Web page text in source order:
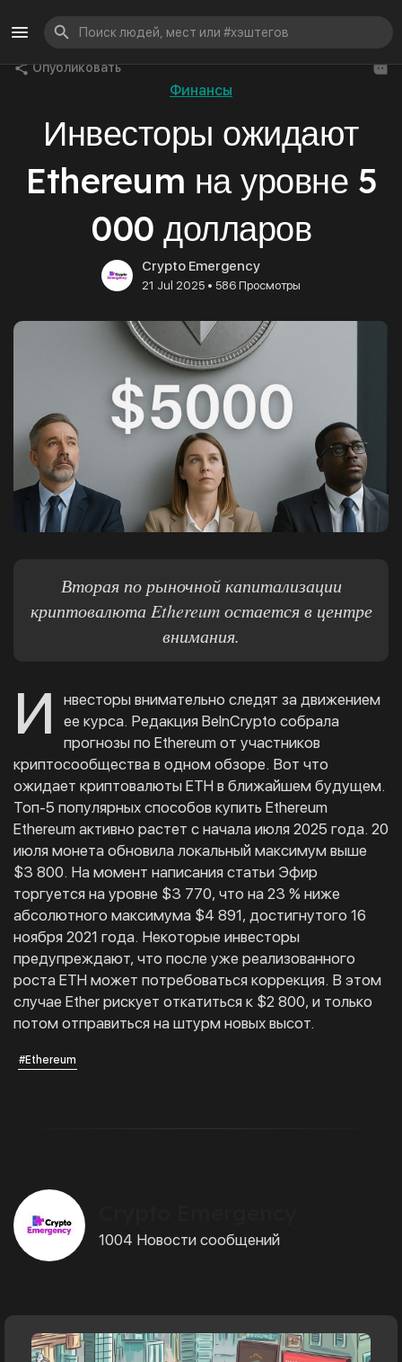
Опубликовать
Финансы
Инвесторы ожидают
Ethereum на уровне 5
000 долларов
Crypto Emergency
21 Jul 2025 • 586 Просмотры
Вторая по рыночной капитализации
криптовалюта Ethereum остается в центре
внимания.
И
нвесторы внимательно следят за движением
ее курса. Редакция BeInCrypto собрала
прогнозы по Ethereum от участников
криптосообщества в одном обзоре. Вот что
ожидает криптовалюты ETH в ближайшем будущем.
Топ-5 популярных способов купить Ethereum
Ethereum активно растет с начала июля 2025 года. 20
июля монета обновила локальный максимум выше
$3 800. На момент написания статьи Эфир
торгуется на уровне $3 770, что на 23 % ниже
абсолютного максимума $4 891, достигнутого 16
ноября 2021 года. Некоторые инвесторы
предупреждают, что после уже реализованного
роста ETH может потребоваться коррекция. В этом
случае Ether рискует откатиться к $2 800, и только
потом отправиться на штурм новых высот.
#Ethereum
1004 Новости сообщений